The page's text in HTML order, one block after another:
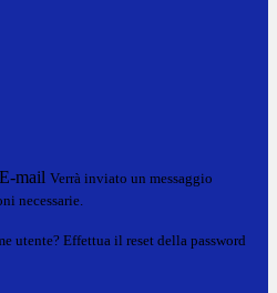
E-mail Verrà inviato un messaggio
necessarie.
utente? Effettua il reset della password